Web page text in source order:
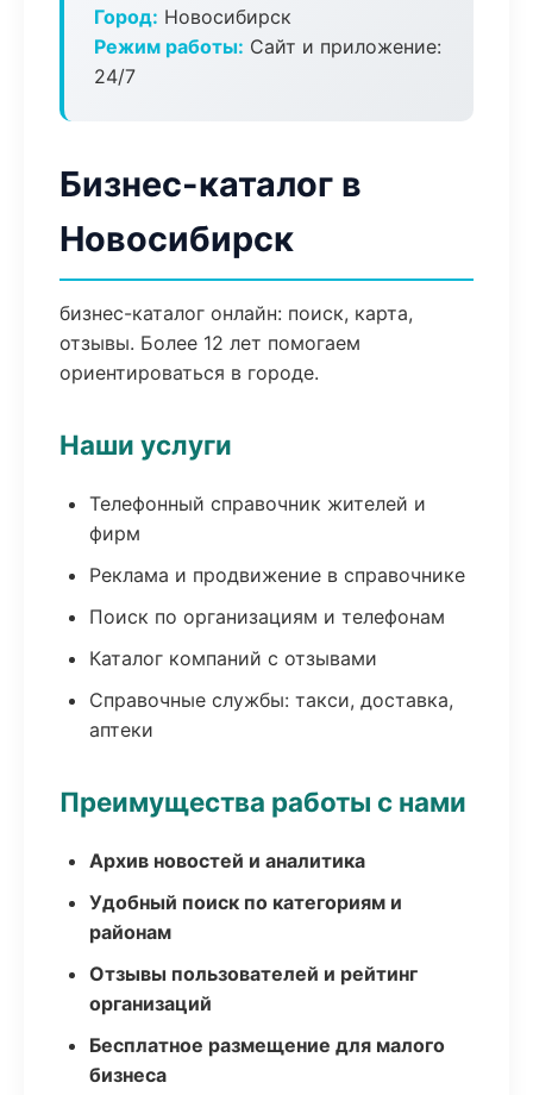
Город: Новосибирск
Режим работы: Сайт и приложение:
24/7
Бизнес-каталог в
Новосибирск
бизнес-каталог онлайн: поиск, карта,
отзывы. Более 12 лет помогаем
ориентироваться в городе.
Наши услуги
Телефонный справочник жителей и
фирм
Реклама и продвижение в справочнике
Поиск по организациям и телефонам
Каталог компаний с отзывами
Справочные службы: такси, доставка,
аптеки
Преимущества работы с нами
Архив новостей и аналитика
Удобный поиск по категориям и
районам
Отзывы пользователей и рейтинг
организаций
Бесплатное размещение для малого
бизнеса